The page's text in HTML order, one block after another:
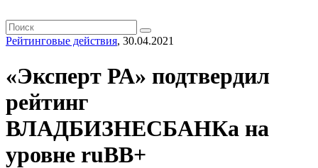
Рейтинговые действия, 30.04.2021
«Эксперт РА» подтвердил
рейтинг
ВЛАДБИЗНЕСБАНКа на
уровне ruBB+